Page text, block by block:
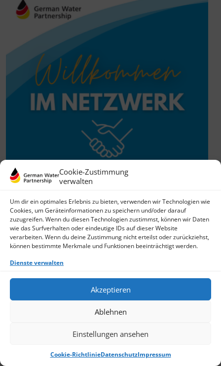
Cookie-Zustimmung
verwalten
Um dir ein optimales Erlebnis zu bieten, verwenden wir Technologien wie
Cookies, um Geräteinformationen zu speichern und/oder darauf
zuzugreifen. Wenn du diesen Technologien zustimmst, können wir Daten
wie das Surfverhalten oder eindeutige IDs auf dieser Website
verarbeiten. Wenn du deine Zustimmung nicht erteilst oder zurückziehst,
können bestimmte Merkmale und Funktionen beeinträchtigt werden.
Dienste verwalten
Akzeptieren
Ablehnen
Einstellungen ansehen
Cookie-RichtlinieDatenschutzImpressum
Willkommen im Netzwerk
26.11.2025
GWP freut sich über Neuzuwachs: Die SKion Water GmbH
bereichert das Netzwerk als Technologie- und
Lösungsanbieter sowie Anlagenbauer im Bereich
› Weiterlesen